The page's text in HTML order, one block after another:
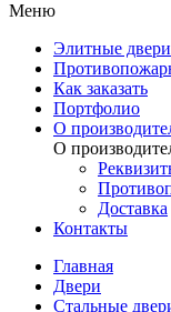
Меню
Элитные двери
Как заказать
Портфолио
О
О
Доставка
Контакты
Главная
Двери
Стальные